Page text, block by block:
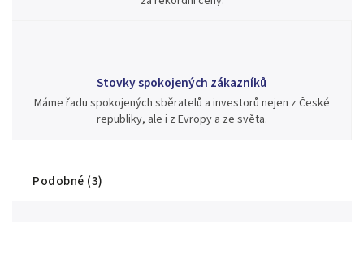
Stovky spokojených zákazníků
Máme řadu spokojených sběratelů a investorů nejen z České
republiky, ale i z Evropy a ze světa.
Podobné (3)